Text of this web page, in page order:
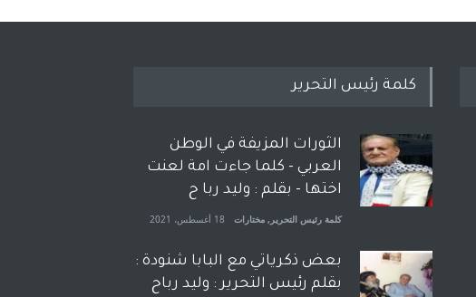
كلمة رئيس التحرير
الثورات المزيفة في الوطن
العربي - كلما جاءت امة لعنت
اختها - بقلم : وليد ربا ح
كلمة رئيس التحرير , مختارات 18 أغسطس، 2021
بعض ذكرياتي مع البابا شنودة :
بقلم رئيس التحرير : وليد رباح